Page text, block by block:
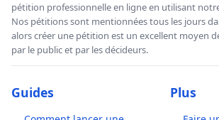
pétition professionnelle en ligne en utilisant
Nos pétitions sont mentionnées tous les jours
alors créer une pétition est un excellent moyen
par le public et par les décideurs.
Guides Plus